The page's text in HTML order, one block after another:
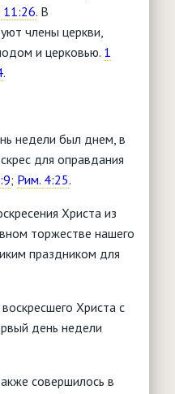
11:26. В
члены церкви,
и церковью. 1
.
недели был днем, в
для оправдания
; Рим. 4:25.
Христа из
торжестве нашего
праздником для
Христа с
день недели
совершилось в